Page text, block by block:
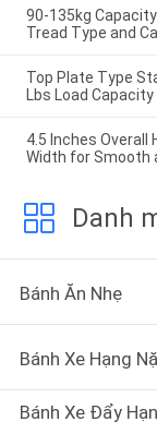
90-135kg
Tread Type and
Top Plate Type
Lbs Load
4.5 Inches Overall
Width for Smooth
Danh
Bánh Ăn Nhẹ
Bánh Xe Hạng
Bánh Xe Đẩy